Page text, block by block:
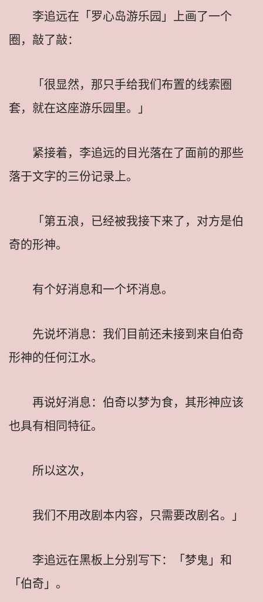
李追远在「罗心岛游乐园」上画了一个
圈，敲了敲：
「很显然，那只手给我们布置的线索圈
套，就在这座游乐园里。」
紧接着，李追远的目光落在了面前的那些
落于文字的三份记录上。
「第五浪，已经被我接下来了，对方是伯
奇的形神。
有个好消息和一个坏消息。
先说坏消息：我们目前还未接到来自伯奇
形神的任何江水。
再说好消息：伯奇以梦为食，其形神应该
也具有相同特征。
所以这次，
我们不用改剧本内容，只需要改剧名。」
李追远在黑板上分别写下：「梦鬼」和
「伯奇」。